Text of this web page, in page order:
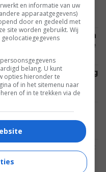
op foto's voor de
FOTO
regisseur Eli Roth
scènes generatieve
decennia later nog
Walk of Fame
marteling" dat hij
The Dark World'
Say Good Luck':
van Adam
en informatie van uw
apparaatgegevens)
door en gedeeld met
site worden gebruikt. Wij
belang. U kunt
opties hieronder te
of in het sitemenu naar
of in te trekken via de